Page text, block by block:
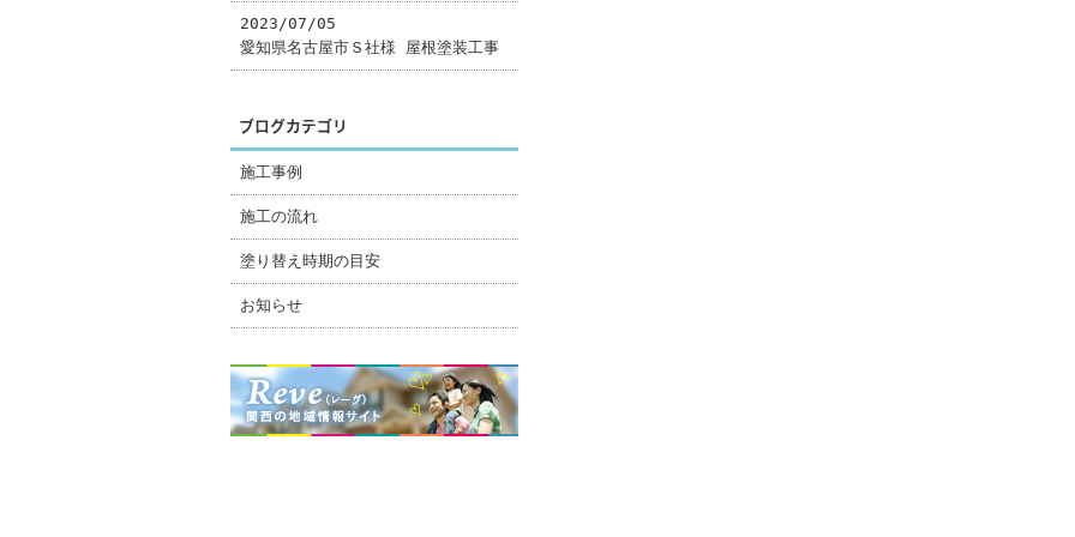
2023/07/05
愛知県名古屋市Ｓ社様 屋根塗装工事
ブログカテゴリ
施工事例
施工の流れ
塗り替え時期の目安
お知らせ